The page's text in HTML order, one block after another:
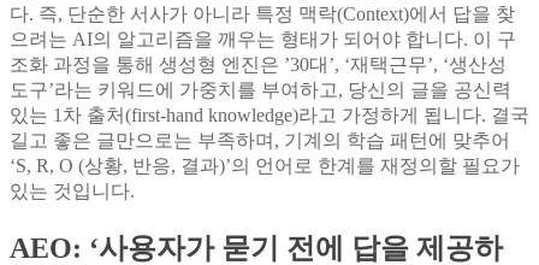
다. 즉, 단순한 서사가 아니라 특정 맥락(Context)에서 답을 찾
으려는 AI의 알고리즘을 깨우는 형태가 되어야 합니다. 이 구
조화 과정을 통해 생성형 엔진은 ’30대’, ‘재택근무’, ‘생산성
도구’라는 키워드에 가중치를 부여하고, 당신의 글을 공신력
있는 1차 출처(first-hand knowledge)라고 가정하게 됩니다. 결국
길고 좋은 글만으로는 부족하며, 기계의 학습 패턴에 맞추어
‘S, R, O (상황, 반응, 결과)’의 언어로 한계를 재정의할 필요가
있는 것입니다.
AEO: ‘사용자가 묻기 전에 답을 제공하